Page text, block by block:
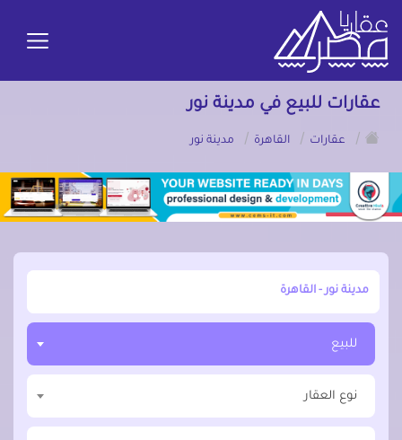
عقارات للبيع في مدينة نور
/
عقارات / القاهرة / مدينة نور
أبحث عن مدينة, محافظة, حي
للبيع
نوع العقار